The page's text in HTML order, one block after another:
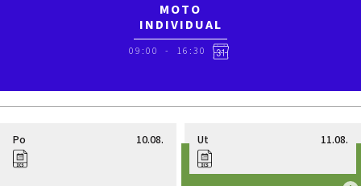
MOTO
INDIVIDUAL
09:00 - 16:30
Po 10.08. Ut 11.08.